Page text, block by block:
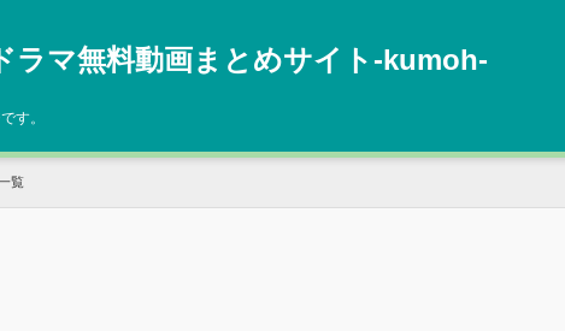
ラマ無料動画まとめサイト‐kumoh‐
す。
覧